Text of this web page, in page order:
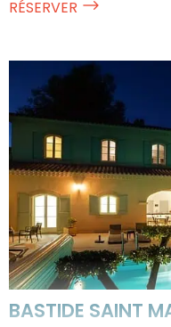
RÉSERVER
BASTIDE SAINT